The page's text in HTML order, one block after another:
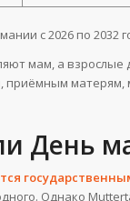
с 2026 по 2032
мам, а взрослые
приёмным
День
Однако